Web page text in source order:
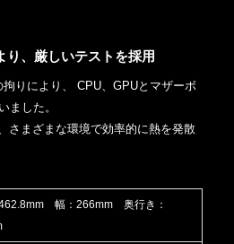
、厳しいテストを採用
りにより、 CPU、GPUとマザーボ
ました。
さまざまな環境で効率的に熱を発散
幅：266mm 奥行き：